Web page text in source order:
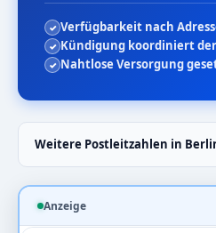
Verfügbarkeit nach
Kündigung koordiniert
Nahtlose Versorgung
Weitere Postleitzahlen in
Anzeige